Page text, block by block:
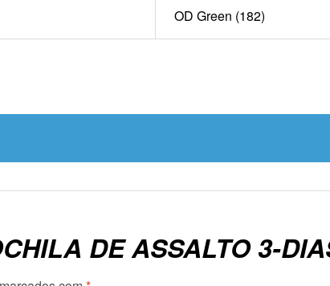
OD Green (182)
DE ASSALTO 3-